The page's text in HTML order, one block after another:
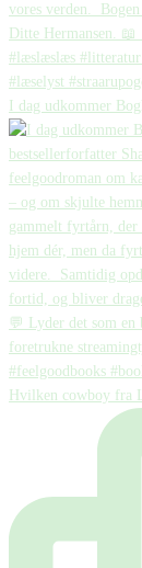
I dag udkommer
Hvilken cowboy fra